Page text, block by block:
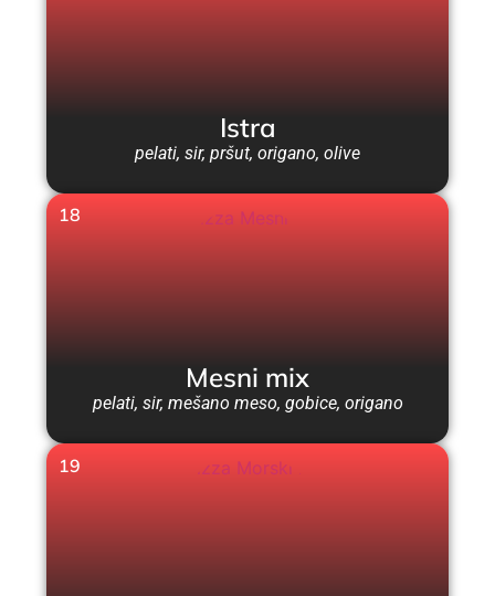
Istra
pelati, sir, pršut, origano, olive
18
Mesni mix
pelati, sir, mešano meso, gobice, origano
19